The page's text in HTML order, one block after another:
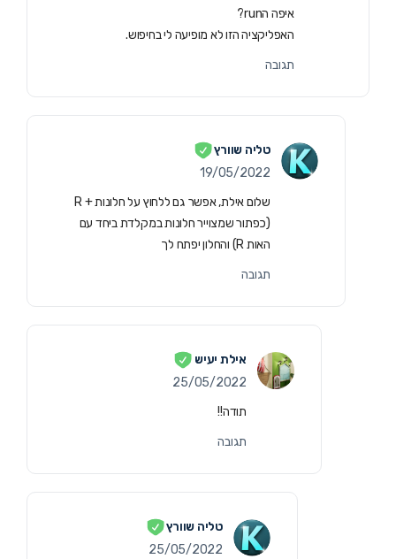
איפה הrun?
האפליקציה הזו לא מופיעה לי בחיפוש.
תגובה
טליה שוורץ
19/05/2022
שלום אילת, אפשר גם ללחוץ על חלונות + R
(כפתור שמצוייר חלונות במקלדת ביחד עם
האות R) והחלון יפתח לך
תגובה
אילת יעיש
25/05/2022
תודה!!
תגובה
טליה שוורץ
25/05/2022